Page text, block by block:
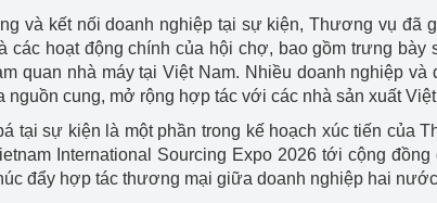
và kết nối doanh nghiệp tại sự kiện, Thương vụ đã
các hoạt động chính của hội chợ, bao gồm trưng bày
quan nhà máy tại Việt Nam. Nhiều doanh nghiệp
cung, mở rộng hợp tác với các nhà sản xuất
tại sự kiện là một phần trong kế hoạch xúc tiến của
International Sourcing Expo 2026 tới cộng
đẩy hợp tác thương mại giữa doanh nghiệp hai